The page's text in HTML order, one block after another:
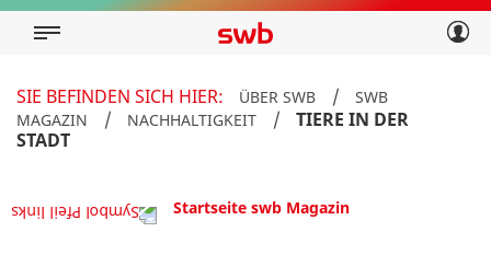
Privatkunden
Über swb
SIE BEFINDEN SICH HIER: ÜBER SWB /
SWB
MAGAZIN
/ NACHHALTIGKEIT /
TIERE IN DER
STADT
Startseite swb Magazin